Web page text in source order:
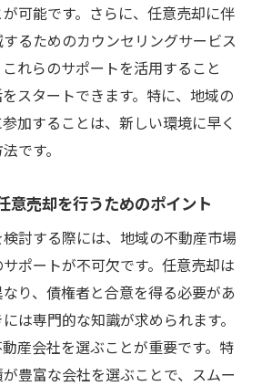
可能です。さらに、任意売却に伴
るためのカウンセリングサービス
れらのサポートを活用すること
スタートできます。特に、地域の
加することは、新しい環境に早く
です。
意売却を行うためのポイント
討する際には、地域の不動産市場
ポートが不可欠です。任意売却は
り、債権者と合意を得る必要があ
は専門的な知識が求められます。
産会社を選ぶことが重要です。特
豊富な会社を選ぶことで、スムー